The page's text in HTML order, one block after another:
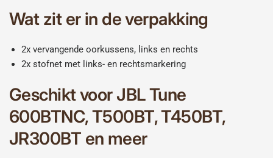
Wat zit er in de verpakking
2x vervangende oorkussens, links en rechts
2x stofnet met links- en rechtsmarkering
Geschikt voor JBL Tune
600BTNC, T500BT, T450BT,
JR300BT en meer